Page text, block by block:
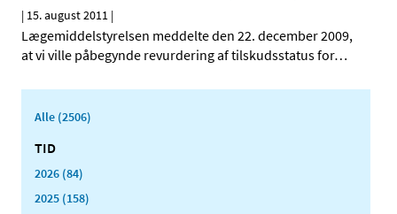
| 15. august 2011 |
Lægemiddelstyrelsen meddelte den 22. december 2009,
at vi ville påbegynde revurdering af tilskudsstatus for…
Alle (2506)
TID
2026 (84)
2025 (158)